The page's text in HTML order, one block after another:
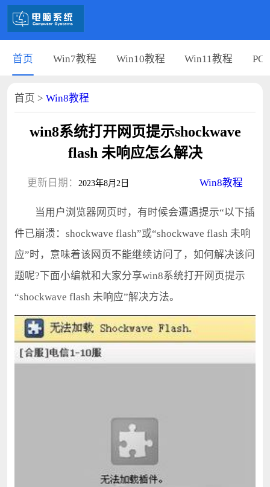
首页 Win7教程 Win10教程 Win11教程 PC
首页 > Win8教程
win8系统打开网页提示shockwave
flash 未响应怎么解决
更新日期： 2023年8月2日 Win8教程
当用户浏览器网页时，有时候会遭遇提示“以下插
件已崩溃：shockwave flash”或“shockwave flash 未响
应”时，意味着该网页不能继续访问了，如何解决该问
题呢?下面小编就和大家分享win8系统打开网页提示
“shockwave flash 未响应”解决方法。